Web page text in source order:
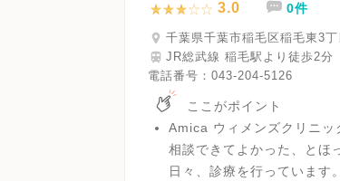
3.0 0件
千葉県千葉市稲毛区稲毛東3
JR総武線 稲毛駅より徒歩2分
電話番号： 043-204-5126
ここがポイント
Amica ウィメンズクリニッ
相談できてよかった、とほ
日々、診療を行っています。